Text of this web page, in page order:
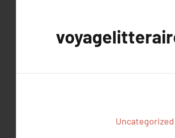
Uncategorized